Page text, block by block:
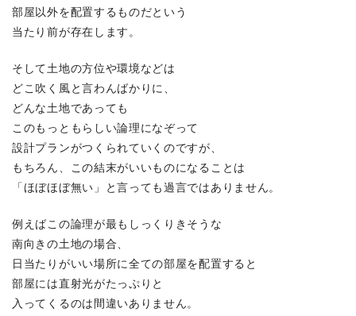
部屋以外を配置するものだという
当たり前が存在します。
そして土地の方位や環境などは
どこ吹く風と言わんばかりに、
どんな土地であっても
このもっともらしい論理になぞって
設計プランがつくられていくのですが、
もちろん、この結末がいいものになることは
「ほぼほぼ無い」と言っても過言ではありません。
例えばこの論理が最もしっくりきそうな
南向きの土地の場合、
日当たりがいい場所に全ての部屋を配置すると
部屋には直射光がたっぷりと
入ってくるのは間違いありません。